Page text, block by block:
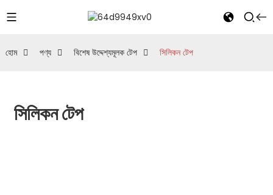
হোম পণ্য বিশেষ উদ্দেশ্যমূলক টেপ সিলিকন টেপ
সিলিকন টেপ